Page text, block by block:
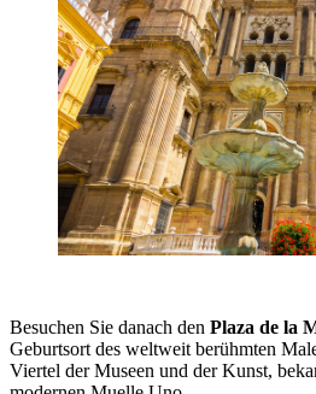
Besuchen Sie danach den Plaza de la
Geburtsort des weltweit berühmten
Viertel der Museen und der Kunst,